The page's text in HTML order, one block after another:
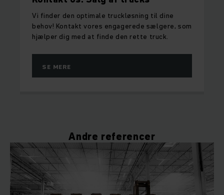
Vi finder den optimale truckløsning til dine
behov! Kontakt vores engagerede sælgere, som
hjælper dig med at finde den rette truck.
SE MERE
Andre referencer